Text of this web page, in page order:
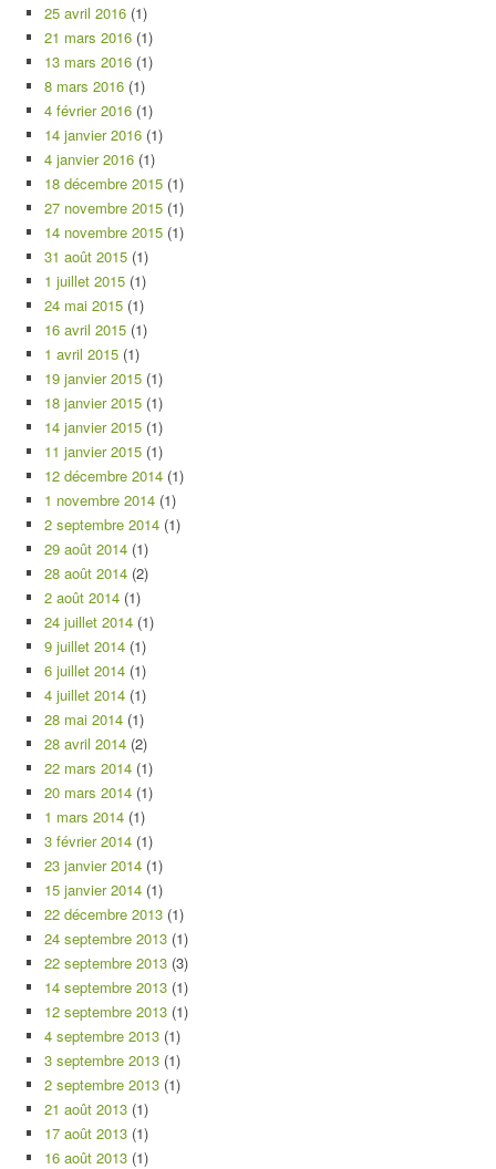
25 avril 2016 (1)
21 mars 2016 (1)
13 mars 2016 (1)
8 mars 2016 (1)
4 février 2016 (1)
14 janvier 2016 (1)
4 janvier 2016 (1)
18 décembre 2015 (1)
27 novembre 2015 (1)
14 novembre 2015 (1)
31 août 2015 (1)
1 juillet 2015 (1)
24 mai 2015 (1)
16 avril 2015 (1)
1 avril 2015 (1)
19 janvier 2015 (1)
18 janvier 2015 (1)
14 janvier 2015 (1)
11 janvier 2015 (1)
12 décembre 2014 (1)
1 novembre 2014 (1)
2 septembre 2014 (1)
29 août 2014 (1)
28 août 2014 (2)
2 août 2014 (1)
24 juillet 2014 (1)
9 juillet 2014 (1)
6 juillet 2014 (1)
4 juillet 2014 (1)
28 mai 2014 (1)
28 avril 2014 (2)
22 mars 2014 (1)
20 mars 2014 (1)
1 mars 2014 (1)
3 février 2014 (1)
23 janvier 2014 (1)
15 janvier 2014 (1)
22 décembre 2013 (1)
24 septembre 2013 (1)
22 septembre 2013 (3)
14 septembre 2013 (1)
12 septembre 2013 (1)
4 septembre 2013 (1)
3 septembre 2013 (1)
2 septembre 2013 (1)
21 août 2013 (1)
17 août 2013 (1)
16 août 2013 (1)